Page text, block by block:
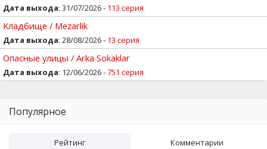
Дата выхода: 31/07/2026 - 113 серия
Кладбище / Mezarlik
Дата выхода: 28/08/2026 - 13 серия
Опасные улицы / Arka Sokaklar
Дата выхода: 12/06/2026 -751 серия
Популярное
Рейтинг Комментарии